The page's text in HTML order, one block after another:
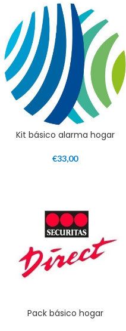
Kit básico alarma hogar
€33,00
Pack básico hogar